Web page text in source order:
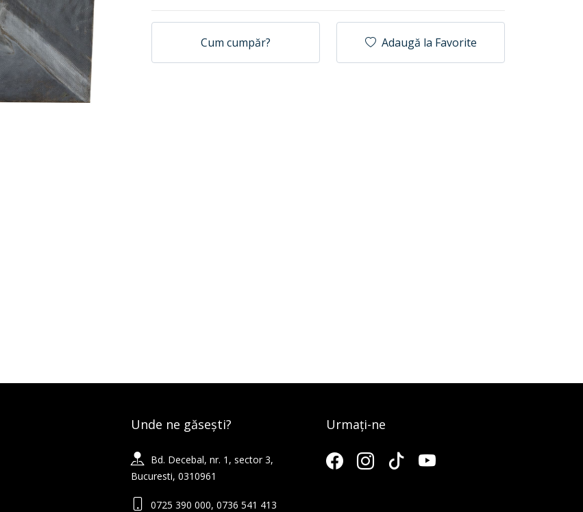
Cum cumpăr? Adaugă la Favorite
Unde ne găsești?
Bd. Decebal, nr. 1, sector 3,
Bucuresti, 0310961
0725 390 000, 0736 541 413
Urmați-ne